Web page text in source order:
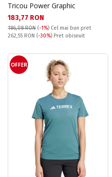
Tricou Power Graphic
Текуща цена:
183,77 RON
186,08 RON (-1%) Cel mai bun pret
Pret obisnuit:
262,55 RON (-30%) Pret obisnuit
OFFER